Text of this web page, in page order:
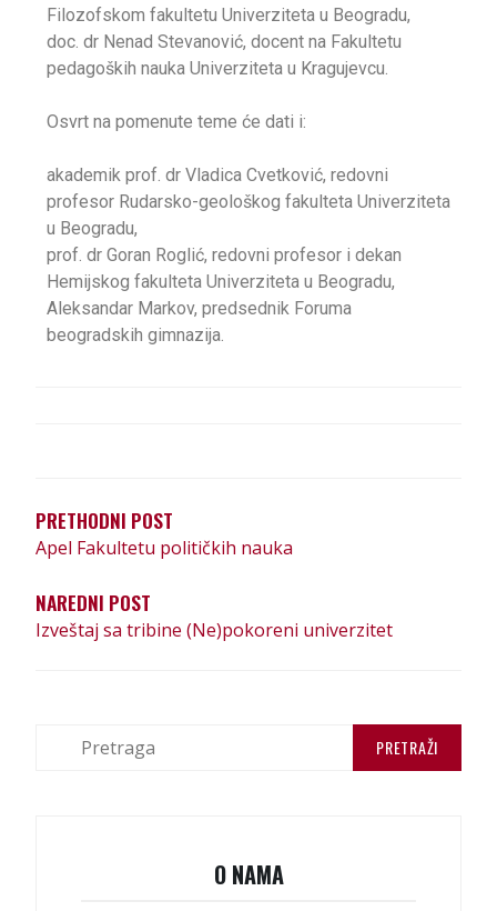
Filozofskom fakultetu Univerziteta u Beogradu,
doc. dr Nenad Stevanović, docent na Fakultetu
pedagoških nauka Univerziteta u Kragujevcu.
Osvrt na pomenute teme će dati i:
akademik prof. dr Vladica Cvetković, redovni
profesor Rudarsko-geološkog fakulteta Univerziteta
u Beogradu,
prof. dr Goran Roglić, redovni profesor i dekan
Hemijskog fakulteta Univerziteta u Beogradu,
Aleksandar Markov, predsednik Foruma
beogradskih gimnazija.
PRETHODNI POST
Apel Fakultetu političkih nauka
NAREDNI POST
Izveštaj sa tribine (Ne)pokoreni univerzitet
O NAMA